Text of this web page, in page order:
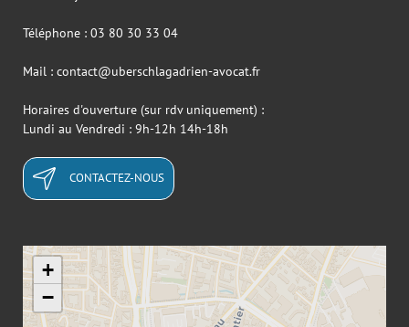
Téléphone : 03 80 30 33 04
Mail : contact@uberschlagadrien-avocat.fr
Horaires d'ouverture (sur rdv uniquement) :
Lundi au Vendredi : 9h-12h 14h-18h
CONTACTEZ-NOUS
+
−